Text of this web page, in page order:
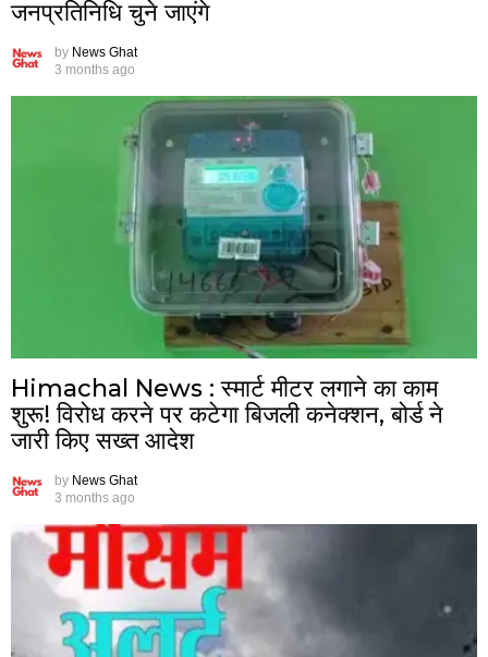
जनप्रतिनिधि चुने जाएंगे
by News Ghat
3 months ago
Himachal News : स्मार्ट मीटर लगाने का काम
शुरू! विरोध करने पर कटेगा बिजली कनेक्शन, बोर्ड ने
जारी किए सख्त आदेश
by News Ghat
3 months ago